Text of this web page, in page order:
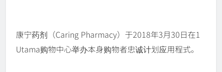
康宁药剂（Caring Pharmacy）于2018年3月30日在1
Utama购物中心举办本身购物者忠诚计划应用程式。